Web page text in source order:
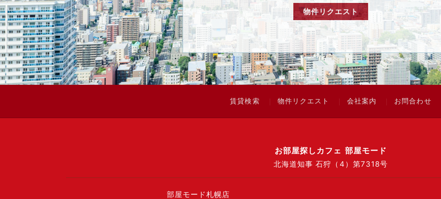
物件リクエスト
賃貸検索 物件リクエスト 会社案内 お問合わせ
お部屋探しカフェ 部屋モード
北海道知事 石狩（4）第7318号
部屋モード札幌店